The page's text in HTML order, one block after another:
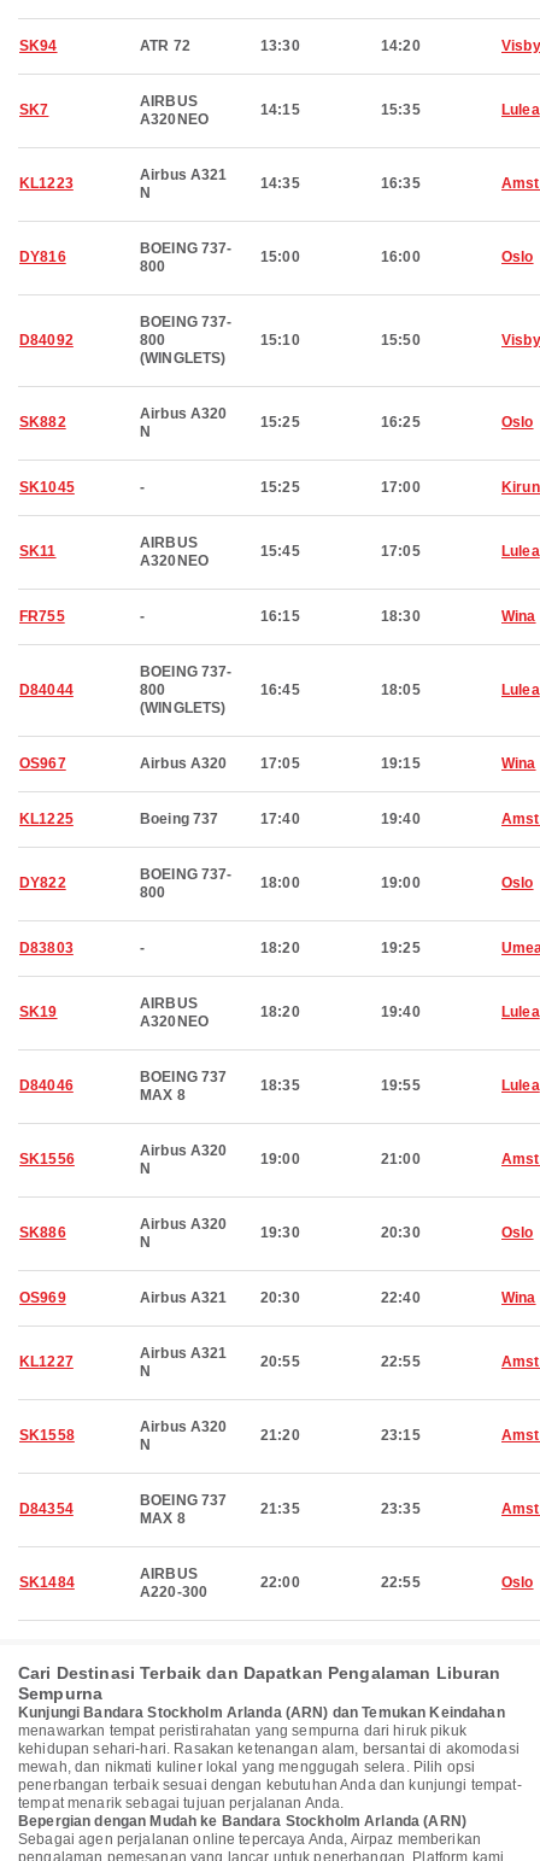
SK94 ATR 72 13:30 14:20 Visby
SK7
AIRBUS
A320NEO
14:15 15:35 Lulea
KL1223
Airbus A321
N
14:35 16:35
DY816
BOEING 737-
800
15:00 16:00 Oslo
D84092
BOEING 737-
800
(WINGLETS)
15:10 15:50 Visby
SK882
Airbus A320
N
15:25 16:25 Oslo
SK1045 - 15:25 17:00
SK11
AIRBUS
A320NEO
15:45 17:05 Lulea
FR755 - 16:15 18:30 Wina
D84044
BOEING 737-
800
(WINGLETS)
16:45 18:05 Lulea
OS967 Airbus A320 17:05 19:15 Wina
KL1225 Boeing 737 17:40 19:40
DY822
BOEING 737-
800
18:00 19:00 Oslo
D83803 - 18:20 19:25
SK19
AIRBUS
A320NEO
18:20 19:40 Lulea
D84046
BOEING 737
MAX 8
18:35 19:55 Lulea
SK1556
Airbus A320
N
19:00 21:00
SK886
Airbus A320
N
19:30 20:30 Oslo
OS969 Airbus A321 20:30 22:40 Wina
KL1227
Airbus A321
N
20:55 22:55
SK1558
Airbus A320
N
21:20 23:15
D84354
BOEING 737
MAX 8
21:35 23:35
SK1484
AIRBUS
A220-300
22:00 22:55 Oslo
Cari Destinasi Terbaik dan Dapatkan Pengalaman Liburan
Sempurna
Kunjungi Bandara Stockholm Arlanda (ARN) dan Temukan Keindahan
menawarkan tempat peristirahatan yang sempurna dari hiruk pikuk
kehidupan sehari-hari. Rasakan ketenangan alam, bersantai di akomodasi
mewah, dan nikmati kuliner lokal yang menggugah selera. Pilih opsi
penerbangan terbaik sesuai dengan kebutuhan Anda dan kunjungi tempat-
tempat menarik sebagai tujuan perjalanan Anda.
Bepergian dengan Mudah ke Bandara Stockholm Arlanda (ARN)
Sebagai agen perjalanan online tepercaya Anda, Airpaz memberikan
pengalaman pemesanan yang lancar untuk penerbangan. Platform kami